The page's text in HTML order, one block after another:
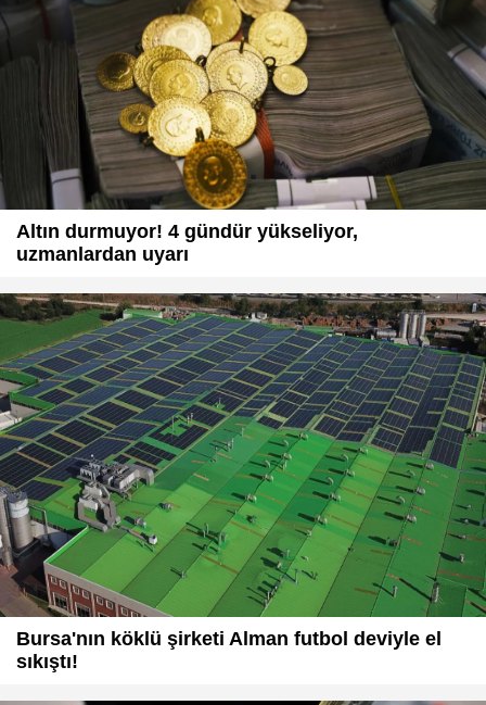
Altın durmuyor! 4 gündür yükseliyor,
uzmanlardan uyarı
Bursa'nın köklü şirketi Alman futbol deviyle el
sıkıştı!